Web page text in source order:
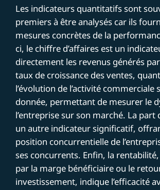
Les indicateurs quantitatifs sont
premiers à être analysés car ils
mesures concrètes de la
ci, le chiffre d’affaires est un
directement les revenus générés
taux de croissance des ventes,
l’évolution de l’activité commerciale
donnée, permettant de mesurer le
l’entreprise sur son marché. La part
un autre indicateur significatif,
position concurrentielle de
ses concurrents. Enfin, la
par la marge bénéficiaire ou le
investissement, indique l’efficacité